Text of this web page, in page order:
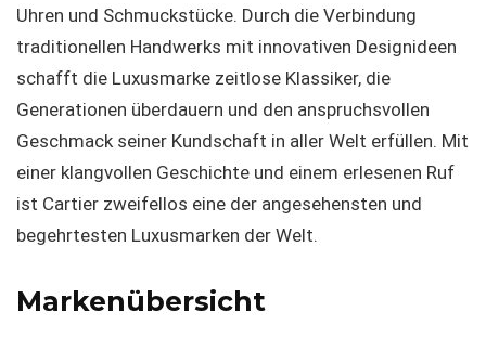
Uhren und Schmuckstücke. Durch die Verbindung
traditionellen Handwerks mit innovativen Designideen
schafft die Luxusmarke zeitlose Klassiker, die
Generationen überdauern und den anspruchsvollen
Geschmack seiner Kundschaft in aller Welt erfüllen. Mit
einer klangvollen Geschichte und einem erlesenen Ruf
ist Cartier zweifellos eine der angesehensten und
begehrtesten Luxusmarken der Welt.
Markenübersicht